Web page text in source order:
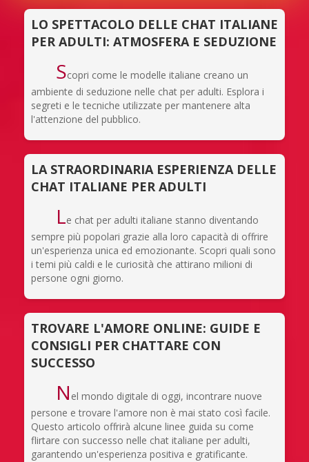
LO SPETTACOLO DELLE CHAT ITALIANE
PER ADULTI: ATMOSFERA E SEDUZIONE
Scopri come le modelle italiane creano un
ambiente di seduzione nelle chat per adulti. Esplora i
segreti e le tecniche utilizzate per mantenere alta
l'attenzione del pubblico.
LA STRAORDINARIA ESPERIENZA DELLE
CHAT ITALIANE PER ADULTI
Le chat per adulti italiane stanno diventando
sempre più popolari grazie alla loro capacità di offrire
un'esperienza unica ed emozionante. Scopri quali sono
i temi più caldi e le curiosità che attirano milioni di
persone ogni giorno.
TROVARE L'AMORE ONLINE: GUIDE E
CONSIGLI PER CHATTARE CON
SUCCESSO
N el mondo digitale di oggi, incontrare nuove
persone e trovare l'amore non è mai stato così facile.
Questo articolo offrirà alcune linee guida su come
flirtare con successo nelle chat italiane per adulti,
garantendo un'esperienza positiva e gratificante.